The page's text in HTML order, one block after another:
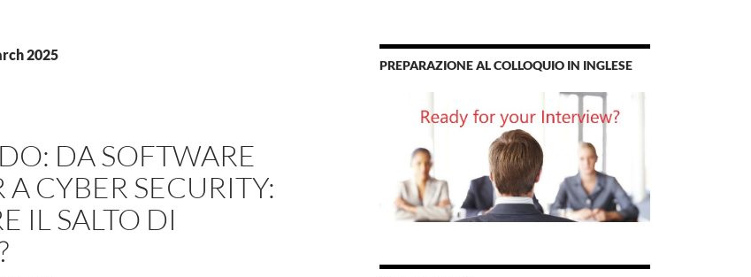
2025
DA SOFTWARE
CYBER SECURITY:
IL SALTO DI
PREPARAZIONE AL COLLOQUIO IN INGLESE